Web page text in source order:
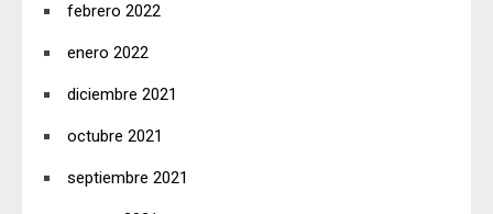
febrero 2022
enero 2022
diciembre 2021
octubre 2021
septiembre 2021